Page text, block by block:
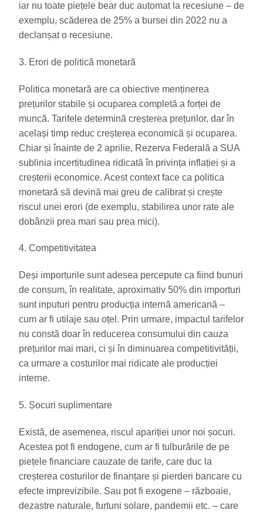
iar nu toate piețele bear duc automat la recesiune – de
exemplu, scăderea de 25% a bursei din 2022 nu a
declanșat o recesiune.
3. Erori de politică monetară
Politica monetară are ca obiective menținerea
prețurilor stabile și ocuparea completă a forței de
muncă. Tarifele determină creșterea prețurilor, dar în
același timp reduc creșterea economică și ocuparea.
Chiar și înainte de 2 aprilie, Rezerva Federală a SUA
sublinia incertitudinea ridicată în privința inflației și a
creșterii economice. Acest context face ca politica
monetară să devină mai greu de calibrat și crește
riscul unei erori (de exemplu, stabilirea unor rate ale
dobânzii prea mari sau prea mici).
4. Competitivitatea
Deși importurile sunt adesea percepute ca fiind bunuri
de consum, în realitate, aproximativ 50% din importuri
sunt inputuri pentru producția internă americană –
cum ar fi utilaje sau oțel. Prin urmare, impactul tarifelor
nu constă doar în reducerea consumului din cauza
prețurilor mai mari, ci și în diminuarea competitivității,
ca urmare a costurilor mai ridicate ale producției
interne.
5. Șocuri suplimentare
Există, de asemenea, riscul apariției unor noi șocuri.
Acestea pot fi endogene, cum ar fi tulburările de pe
piețele financiare cauzate de tarife, care duc la
creșterea costurilor de finanțare și pierderi bancare cu
efecte imprevizibile. Sau pot fi exogene – războaie,
dezastre naturale, furtuni solare, pandemii etc. – care